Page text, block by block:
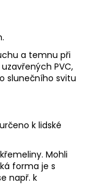
a temnu při
PVC,
slunečního svitu
k lidské
křemeliny. Mohli
forma je s
např. k